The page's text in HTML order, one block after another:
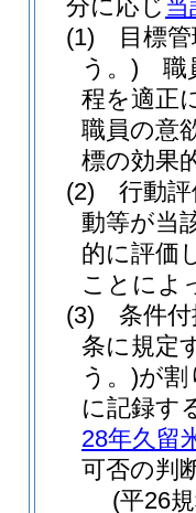
分に応じ
(1)
目標
う。) 職
程を適正
職員の意
標の効果
(2)
行動
動等が当
的に評価
ことによ
(3)
条件
条に規定
う。)が割
に記録す
28年久留
可否の判
(平26